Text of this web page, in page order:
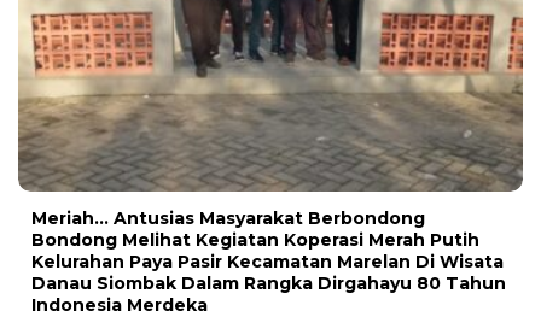
Meriah… Antusias Masyarakat Berbondong
Bondong Melihat Kegiatan Koperasi Merah Putih
Kelurahan Paya Pasir Kecamatan Marelan Di Wisata
Danau Siombak Dalam Rangka Dirgahayu 80 Tahun
Indonesia Merdeka